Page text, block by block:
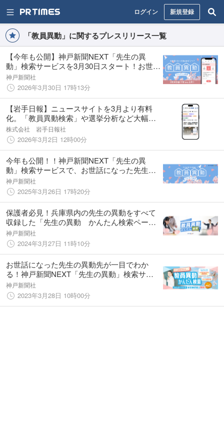
ログイン 新規登録
「教員異動」に関するプレスリリース一覧
【今年も公開】神戸新聞NEXT「先生の異
動」検索サービスを3月30日スタート！お世話
になった先生の異動先が一目でわかる！
神戸新聞社
2026年3月30日 17時13分
【岩手日報】ニュースサイトを3月より有料
化。「教員異動検索」や選挙分析など大幅拡
充
株式会社 岩手日報社
2026年3月2日 12時00分
今年も公開！！神戸新聞NEXT「先生の異
動」検索サービスで、お世話になった先生の
異動をいち早くチェックできます
神戸新聞社
2025年3月26日 17時20分
保護者必見！兵庫県内の先生の異動をすべて
収録した「先生の異動 かんたん検索ペー
ジ」が「神戸新聞NEXT」に登場！
神戸新聞社
2024年3月27日 11時10分
お世話になった先生の異動先が一目でわか
る！神戸新聞NEXT「先生の異動」検索サー
ビス【3/30より順次公開】
神戸新聞社
2023年3月28日 10時00分